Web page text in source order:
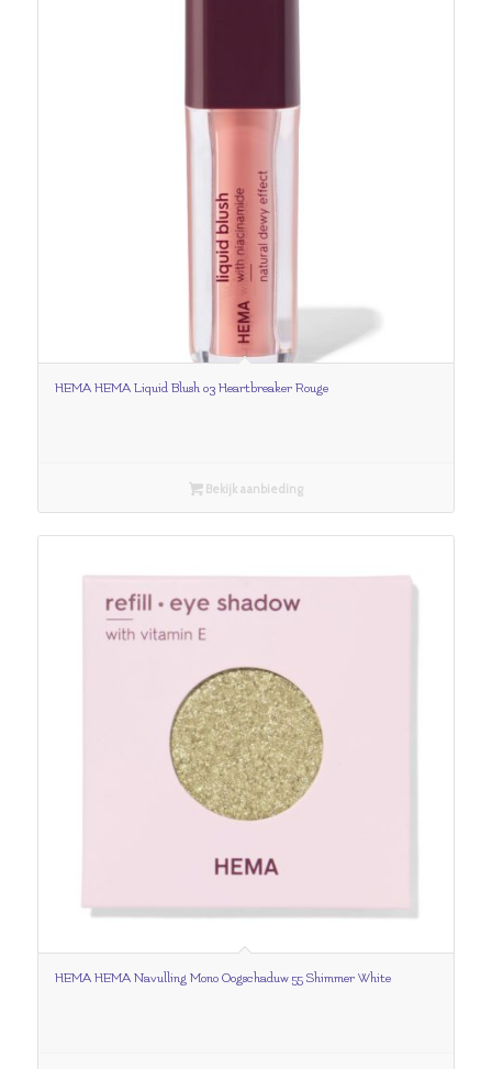
HEMA HEMA Liquid Blush 03 Heartbreaker Rouge
Bekijk aanbieding
HEMA HEMA Navulling Mono Oogschaduw 55 Shimmer White